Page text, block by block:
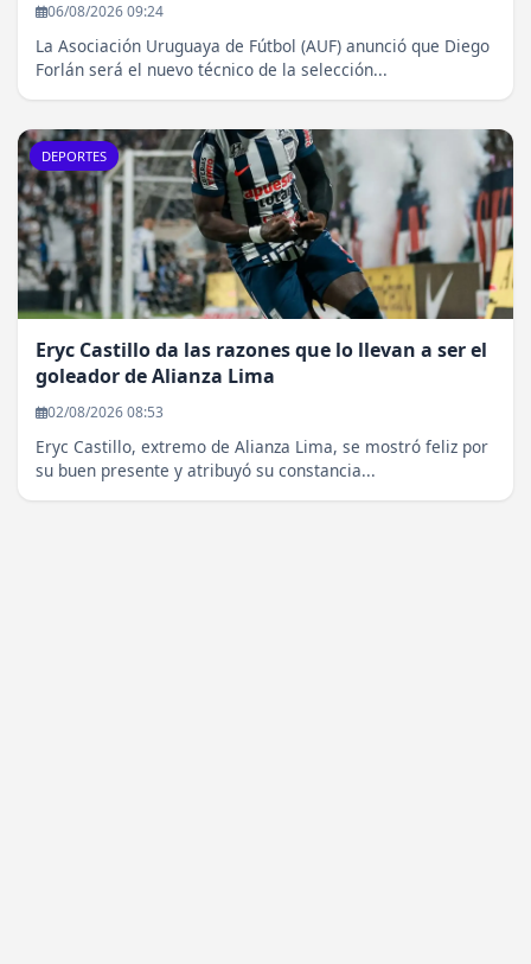
06/08/2026 09:24
La Asociación Uruguaya de Fútbol (AUF) anunció que Diego
Forlán será el nuevo técnico de la selección...
DEPORTES
Eryc Castillo da las razones que lo llevan a ser el
goleador de Alianza Lima
02/08/2026 08:53
Eryc Castillo, extremo de Alianza Lima, se mostró feliz por
su buen presente y atribuyó su constancia...